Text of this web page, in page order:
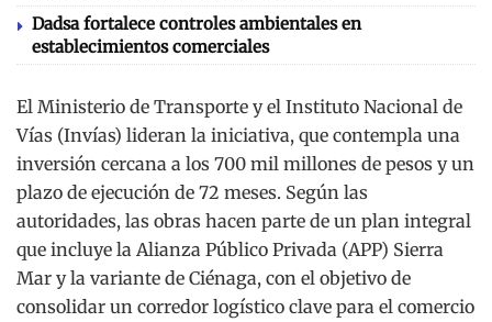
Dadsa fortalece controles ambientales en
establecimientos comerciales
El Ministerio de Transporte y el Instituto Nacional de
Vías (Invías) lideran la iniciativa, que contempla una
inversión cercana a los 700 mil millones de pesos y un
plazo de ejecución de 72 meses. Según las
autoridades, las obras hacen parte de un plan integral
que incluye la Alianza Público Privada (APP) Sierra
Mar y la variante de Ciénaga, con el objetivo de
consolidar un corredor logístico clave para el comercio